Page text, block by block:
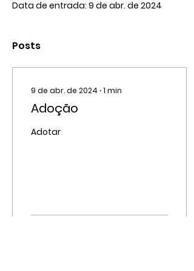
Data de entrada: 9 de abr. de 2024
Posts
9 de abr. de 2024 ∙1 min
Adoção
Adotar